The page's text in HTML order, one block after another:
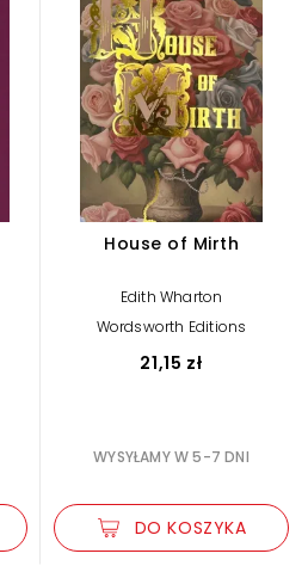
House of Mirth
Edith Wharton
Wordsworth Editions
21,15 zł
WYSYŁAMY W 5-7 DNI
DO KOSZYKA